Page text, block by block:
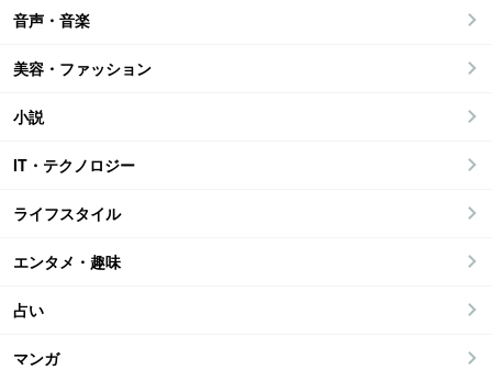
音声・音楽
美容・ファッション
小説
IT・テクノロジー
ライフスタイル
エンタメ・趣味
占い
マンガ